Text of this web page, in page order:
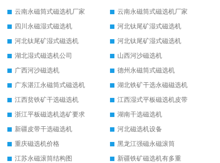
云南永磁筒式磁选机厂家
云南永磁筒式磁选机厂家
四川永磁湿式磁选机
河北钛尾矿湿式磁选机
河北钛尾矿湿式磁选机
河北钛尾矿湿式磁选机
湖北湿式磁选机公司
山西河沙磁选机
广西河沙磁选机
德州永磁筒式磁选机
广东湛江永磁筒式磁选机
湖北铁矿干选永磁磁选机
江西贫铁矿干选磁选机
江西湿式平板磁选机皮带
浙江平板磁选机选矿要求
湖南干选磁选机
新疆皮带干选磁选机
河北磁选机设备
重庆磁选机价格
黑龙江强磁永磁滚筒
江苏永磁滚筒结构图
新疆铁矿磁选机有多重